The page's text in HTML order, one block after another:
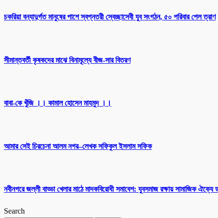
চকরিয়া বন্যাদুর্গত মানুষের পাশে স্বপ্নতরী স্বেচ্ছাসেবী যুব সংগঠন, ৫০ পরিবার পেল ত্রাণ
সীমান্তবর্তী কৃষকদের মাঝে বিনামূল্যে বীজ-সার বিতরণ
বাবা-কে খুঁজি ।। কামাল হোসেন মাহমুদ ।।
আমার সেই চিরচেনা আলম নগর–লেখক সফিকুল ইসলাম সফিক
নবীনগরে জল্লী বাড্ডা খেলার মাঠে মাদকবিরোধী সমাবেশ: যুবসমাজ রক্ষায় সামাজিক
Search